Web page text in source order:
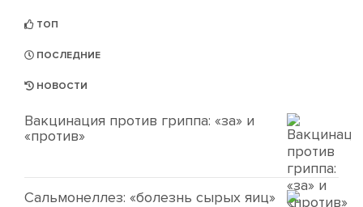
ТОП
ПОСЛЕДНИЕ
НОВОСТИ
Вакцинация против гриппа: «за» и
«против»
Сальмонеллез: «болезнь сырых яиц»